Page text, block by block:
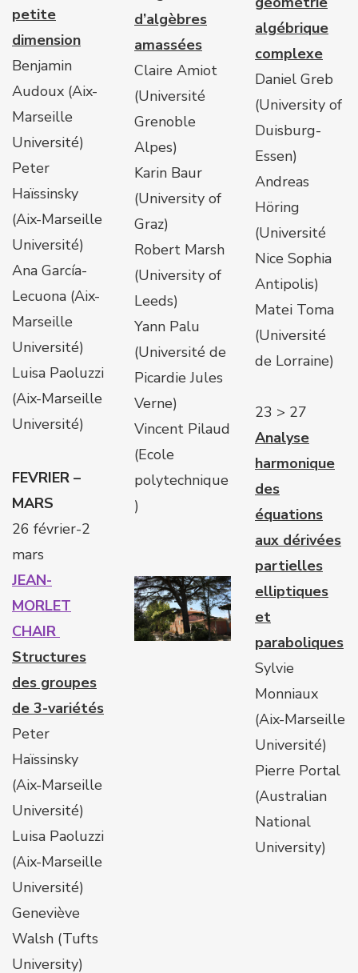
petite
dimension
Benjamin
Audoux (Aix-
Marseille
Université)
Peter
Haïssinsky
(Aix-Marseille
Université)
Ana García-
Lecuona (Aix-
Marseille
Université)
Luisa Paoluzzi
(Aix-Marseille
Université)
FEVRIER –
MARS
26 février-2
mars
JEAN-
MORLET
CHAIR
Structures
des groupes
de 3-variétés
Peter
Haïssinsky
(Aix-Marseille
Université)
Luisa Paoluzzi
(Aix-Marseille
Université)
Geneviève
Walsh (Tufts
University)
d’algèbres
amassées
Claire Amiot
(Université
Grenoble
Alpes)
Karin Baur
(University of
Graz)
Robert Marsh
(University of
Leeds)
Yann Palu
(Université de
Picardie Jules
Verne)
Vincent Pilaud
(Ecole
polytechnique
)
algébrique
complexe
Daniel Greb
(University of
Duisburg-
Essen)
Andreas
Höring
(Université
Nice Sophia
Antipolis)
Matei Toma
(Université
de Lorraine)
23 > 27
Analyse
harmonique
des
équations
aux dérivées
partielles
elliptiques
et
paraboliques
Sylvie
Monniaux
(Aix-Marseille
Université)
Pierre Portal
(Australian
National
University)